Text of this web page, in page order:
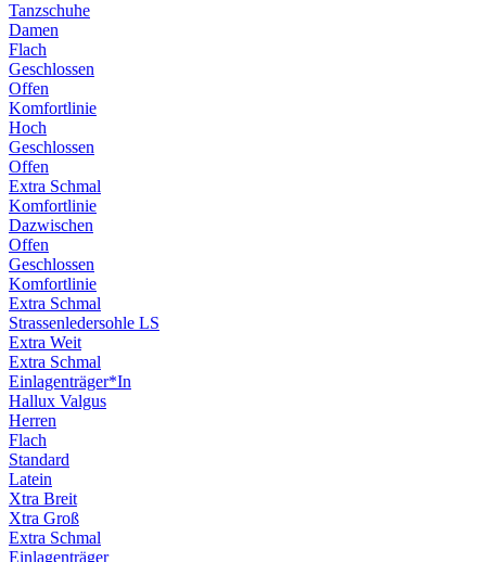
Tanzschuhe
Damen
Flach
Geschlossen
Offen
Komfortlinie
Hoch
Geschlossen
Offen
Extra Schmal
Komfortlinie
Dazwischen
Offen
Geschlossen
Komfortlinie
Extra Schmal
Strassenledersohle LS
Extra Weit
Extra Schmal
Einlagenträger*In
Hallux Valgus
Herren
Flach
Standard
Latein
Xtra Breit
Xtra Groß
Extra Schmal
Einlagenträger